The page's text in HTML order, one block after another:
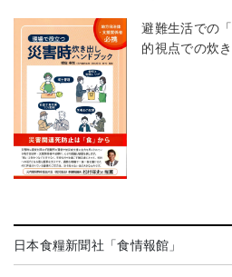
避難生活での
的視点での炊
日本食糧新聞社「食情報館」